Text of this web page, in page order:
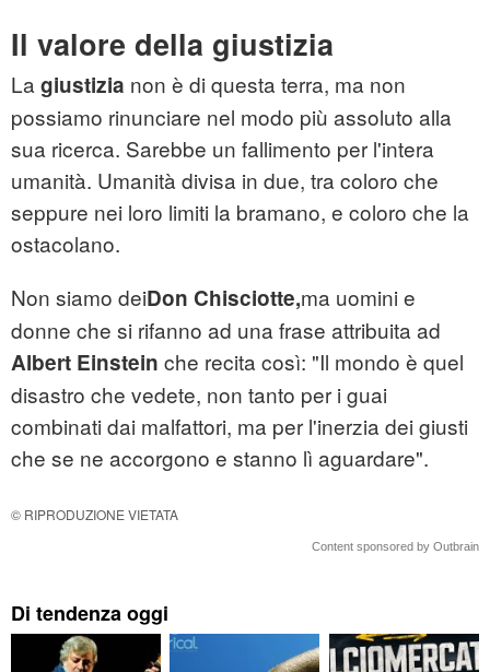
Il valore della giustizia
La giustizia non è di questa terra, ma non
possiamo rinunciare nel modo più assoluto alla
sua ricerca. Sarebbe un fallimento per l'intera
umanità. Umanità divisa in due, tra coloro che
seppure nei loro limiti la bramano, e coloro che la
ostacolano.
Non siamo deiDon Chisciotte,ma uomini e
donne che si rifanno ad una frase attribuita ad
Albert Einstein che recita così: "Il mondo è quel
disastro che vedete, non tanto per i guai
combinati dai malfattori, ma per l'inerzia dei giusti
che se ne accorgono e stanno lì aguardare".
© RIPRODUZIONE VIETATA
Content sponsored by Outbrain
Di tendenza oggi